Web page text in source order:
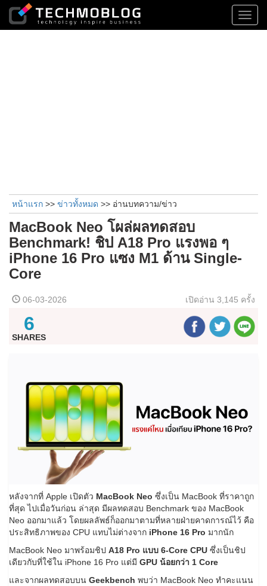
หน้าแรก >> ข่าวทั้งหมด >> อ่านบทความ/ข่าว
MacBook Neo โผล่ผลทดสอบ
Benchmark! ชิป A18 Pro แรงพอ ๆ
iPhone 16 Pro แซง M1 ด้าน Single-
Core
06-03-2026 เปิดอ่าน 3,145 ครั้ง
6
SHARES
หลังจากที่ Apple เปิดตัว MacBook Neo ซึ่งเป็น MacBook ที่ราคาถูก
ที่สุด ไปเมื่อวันก่อน ล่าสุด มีผลทดสอบ Benchmark ของ MacBook
Neo ออกมาแล้ว โดยผลลัพธ์ก็ออกมาตามที่หลายฝ่ายคาดการณ์ไว้ คือ
ประสิทธิภาพของ CPU แทบไม่ต่างจาก iPhone 16 Pro มากนัก
MacBook Neo มาพร้อมชิป A18 Pro แบบ 6-Core CPU ซึ่งเป็นชิป
เดียวกับที่ใช้ใน iPhone 16 Pro แต่มี GPU น้อยกว่า 1 Core
และจากผลทดสอบบน Geekbench พบว่า MacBook Neo ทำคะแนน